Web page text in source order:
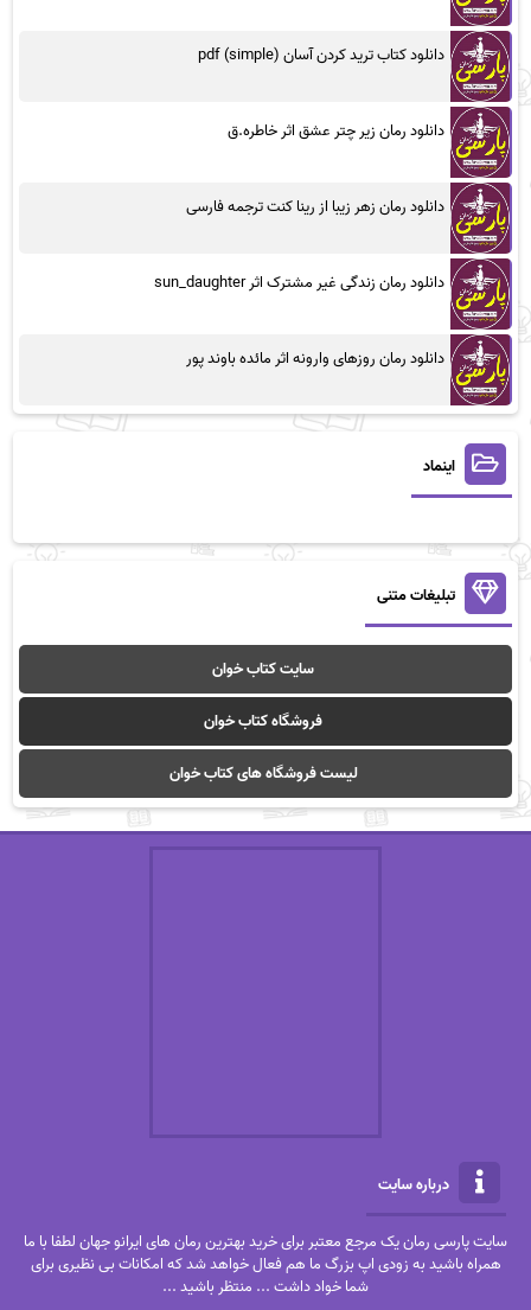
دانلود کتاب ترید کردن آسان (simple) pdf
دانلود رمان زیر چتر عشق اثر خاطره.ق
دانلود رمان زهر زیبا از رینا کنت ترجمه فارسی
دانلود رمان زندگی غیر مشترک اثر sun_daughter
دانلود رمان روزهای وارونه اثر مائده باوند پور
اینماد
تبلیغات متنی
سایت کتاب خوان
فروشگاه کتاب خوان
لیست فروشگاه های کتاب خوان
درباره سایت
سایت پارسی رمان یک مرجع معتبر برای خرید بهترین رمان های ایرانو جهان لطفا با ما
همراه باشید به زودی اپ بزرگ ما هم فعال خواهد شد که امکانات بی نظیری برای
شما خواد داشت ... منتظر باشید ...